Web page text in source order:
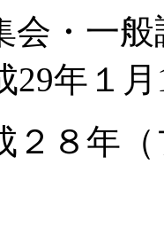
会・一
29年１
２８年